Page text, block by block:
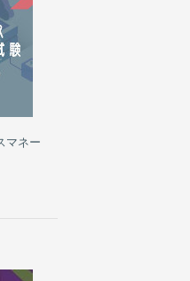
マネー